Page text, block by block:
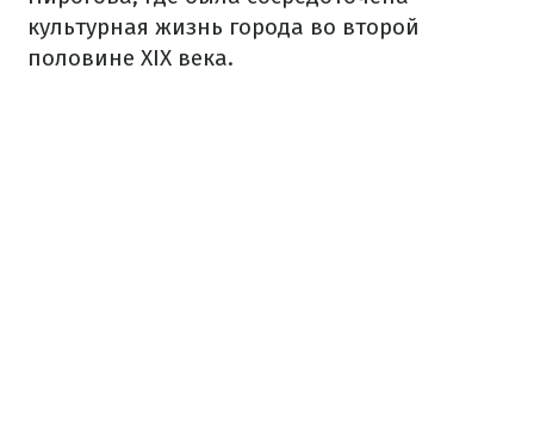
культурная жизнь города во второй
половине XIX века.